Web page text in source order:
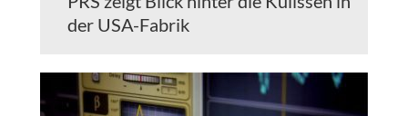
der USA-Fabrik